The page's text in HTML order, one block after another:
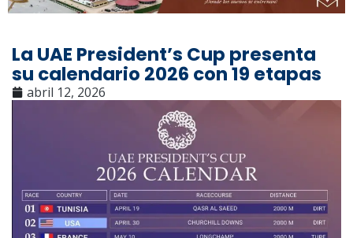
La UAE President’s Cup presenta
su calendario 2026 con 19 etapas
abril 12, 2026